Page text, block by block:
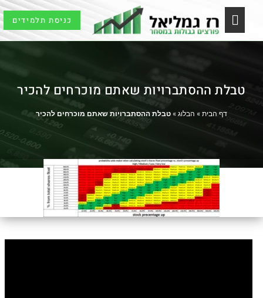
כניסת תלמידים
טבלת ההסתברויות שאתם מוכרחים להכיר
דף הבית»הבלוג»טבלת ההסתברויות שאתם מוכרחים להכיר